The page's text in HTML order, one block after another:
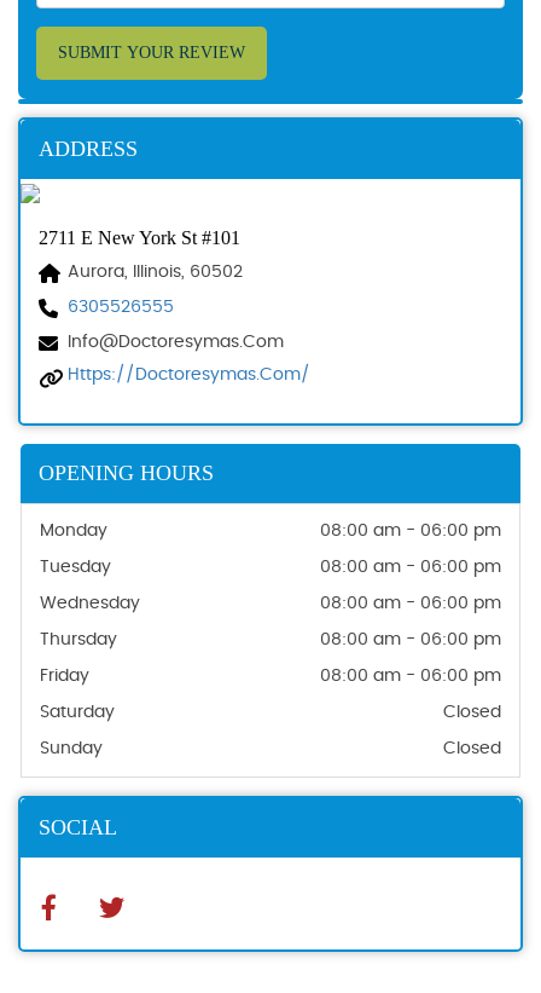
SUBMIT YOUR REVIEW
ADDRESS
2711 E New York St #101
Aurora, Illinois, 60502
6305526555
Info@doctoresymas.com
Https://doctoresymas.com/
OPENING HOURS
Monday 08:00 am - 06:00 pm
Tuesday 08:00 am - 06:00 pm
Wednesday 08:00 am - 06:00 pm
Thursday 08:00 am - 06:00 pm
Friday 08:00 am - 06:00 pm
Saturday Closed
Sunday Closed
SOCIAL